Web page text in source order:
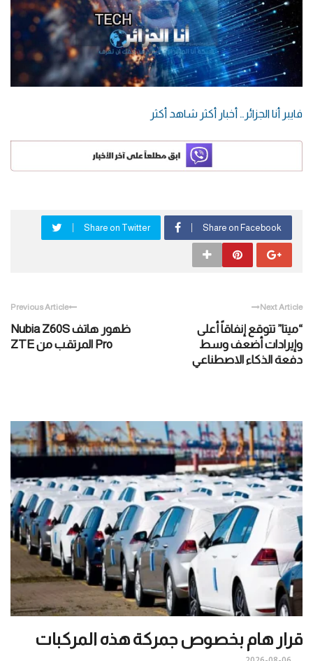
فايبر أنا الجزائر… أخبار أكثر شاهد أكثر
Share on Facebook
Share on Twitter
Previous Article
ظهور هاتف Nubia Z60S
Pro المرتقب من ZTE
Next Article
“ميتا” تتوقع إنفاقاً أعلى
وإيرادات أضعف وسط
دفعة الذكاء الاصطناعي
قرار هام بخصوص جمركة هذه المركبات